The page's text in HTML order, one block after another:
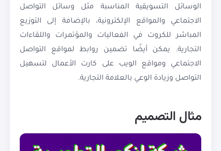
الوسائل التسويقية المناسبة مثل وسائل التواصل
الاجتماعي والمواقع الإلكترونية، بالإضافة إلى التوزيع
المباشر للكروت في الفعاليات والمؤتمرات واللقاءات
التجارية. يمكن أيضًا تضمين روابط لمواقع التواصل
الاجتماعي ومواقع الويب على كارت الأعمال لتسهيل
التواصل وزيادة الوعي بالعلامة التجارية.
مثال التصميم